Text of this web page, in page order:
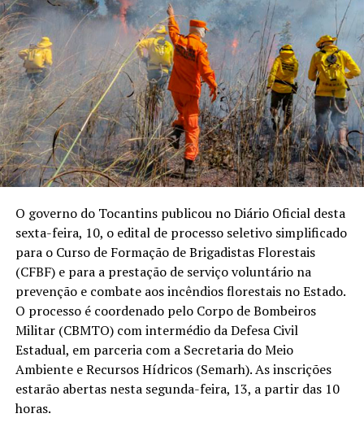
O governo do Tocantins publicou no Diário Oficial desta
sexta-feira, 10, o edital de processo seletivo simplificado
para o Curso de Formação de Brigadistas Florestais
(CFBF) e para a prestação de serviço voluntário na
prevenção e combate aos incêndios florestais no Estado.
O processo é coordenado pelo Corpo de Bombeiros
Militar (CBMTO) com intermédio da Defesa Civil
Estadual, em parceria com a Secretaria do Meio
Ambiente e Recursos Hídricos (Semarh). As inscrições
estarão abertas nesta segunda-feira, 13, a partir das 10
horas.